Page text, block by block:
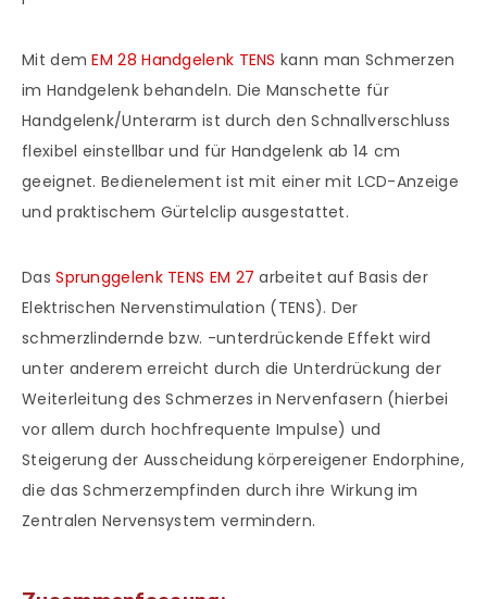
Mit demEM 28 Handgelenk TENS kann man Schmerzen
im Handgelenk behandeln. Die Manschette für
Handgelenk/Unterarm ist durch den Schnallverschluss
flexibel einstellbar und für Handgelenk ab 14 cm
geeignet. Bedienelement ist mit einer mit LCD-Anzeige
und praktischem Gürtelclip ausgestattet.
DasSprunggelenk TENS EM 27 arbeitet auf Basis der
Elektrischen Nervenstimulation (TENS). Der
schmerzlindernde bzw. -unterdrückende Effekt wird
unter anderem erreicht durch die Unterdrückung der
Weiterleitung des Schmerzes in Nervenfasern (hierbei
vor allem durch hochfrequente Impulse) und
Steigerung der Ausscheidung körpereigener Endorphine,
die das Schmerzempfinden durch ihre Wirkung im
Zentralen Nervensystem vermindern.